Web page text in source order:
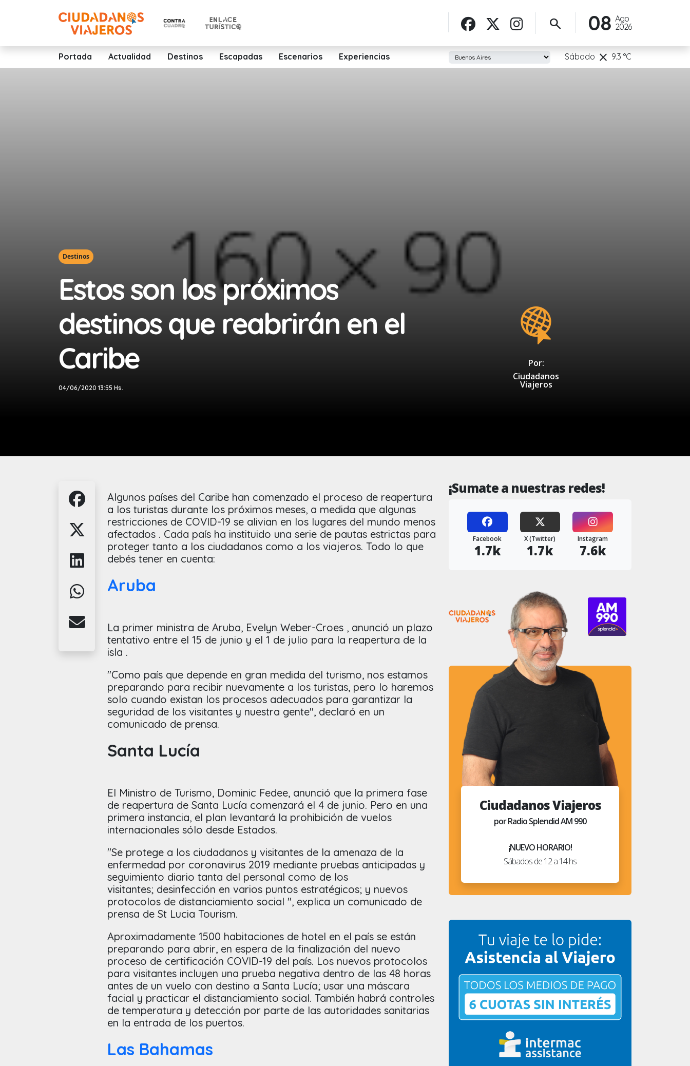
Ago
2026
08
search
Portada Actualidad Destinos Escapadas Escenarios Experiencias Sábado clear 9.3 °C
Destinos
Estos son los próximos
destinos que reabrirán en el
Caribe
04/06/2020 13:55 Hs.
Por:
Ciudadanos
Viajeros
Algunos países del Caribe han comenzado el proceso de reapertura
a los turistas durante los próximos meses, a medida que algunas
restricciones de COVID-19 se alivian en los lugares del mundo menos
afectados . Cada país ha instituido una serie de pautas estrictas para
proteger tanto a los ciudadanos como a los viajeros. Todo lo que
debés tener en cuenta:
Aruba
La primer ministra de Aruba, Evelyn Weber-Croes , anunció un plazo
tentativo entre el 15 de junio y el 1 de julio para la reapertura de la
isla .
"Como país que depende en gran medida del turismo, nos estamos
preparando para recibir nuevamente a los turistas, pero lo haremos
solo cuando existan los procesos adecuados para garantizar la
seguridad de los visitantes y nuestra gente", declaró en un
comunicado de prensa.
Santa Lucía
El Ministro de Turismo, Dominic Fedee, anunció que la primera fase
de reapertura de Santa Lucía comenzará el 4 de junio. Pero en una
primera instancia, el plan levantará la prohibición de vuelos
internacionales sólo desde Estados.
"Se protege a los ciudadanos y visitantes de la amenaza de la
enfermedad por coronavirus 2019 mediante pruebas anticipadas y
seguimiento diario tanta del personal como de los
visitantes; desinfección en varios puntos estratégicos; y nuevos
protocolos de distanciamiento social ", explica un comunicado de
prensa de St Lucia Tourism.
Aproximadamente 1500 habitaciones de hotel en el país se están
preparando para abrir, en espera de la finalización del nuevo
proceso de certificación COVID-19 del país. Los nuevos protocolos
para visitantes incluyen una prueba negativa dentro de las 48 horas
antes de un vuelo con destino a Santa Lucía; usar una máscara
facial y practicar el distanciamiento social. También habrá controles
de temperatura y detección por parte de las autoridades sanitarias
en la entrada de los puertos.
Las Bahamas
¡Sumate a nuestras redes!
Facebook
1.7k
X (Twitter)
1.7k
Instagram
7.6k
Ciudadanos Viajeros
por Radio Splendid AM 990
¡NUEVO HORARIO!
Sábados de 12 a 14 hs